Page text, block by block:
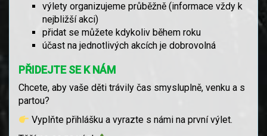
výlety organizujeme průběžně (informace vždy k
nejbližší akci)
přidat se můžete kdykoliv během roku
účast na jednotlivých akcích je dobrovolná
PŘIDEJTE SE K NÁM
Chcete, aby vaše děti trávily čas smysluplně, venku a s
partou?
Vyplňte přihlášku a vyrazte s námi na první výlet.